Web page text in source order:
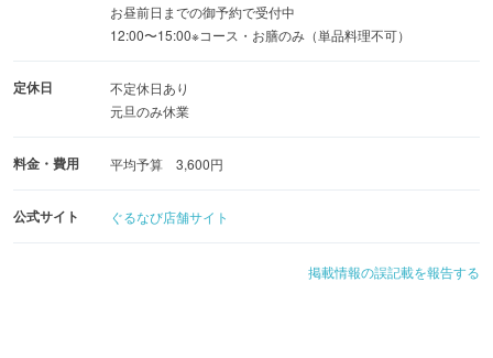
◆カウンターが大人気！掘りごたつでゆったり！
お昼前日までの御予約で受付中
12:00〜15:00※コース・お膳のみ（単品料理不可）
定休日
不定休日あり
元旦のみ休業
料金・費用 平均予算 3,600円
公式サイト ぐるなび店舗サイト
掲載情報の誤記載を報告する